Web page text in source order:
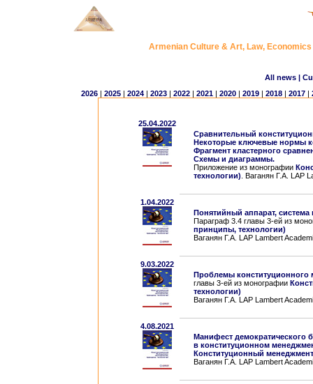
Armenian Culture & Art, Law,
All news |
2026 | 2025 | 2024 | 2023 | 2022 | 2021 | 2020 | 2019 | 2018 | 2017 |
25.04.2022
Сравнительный
Некоторые ключевые нормы
Фрагмент кластерного
Схемы и диаграммы.
Приложение из монографии
технологии) . Ваганян Г.А. LAP
1.04.2022
Понятийный аппарат,
Параграф 3.4 главы 3-eй из
принципы, технологии)
Ваганян Г.А. LAP Lambert
9.03.2022
Проблемы конституционного
главы 3-eй из монографии
технологии)
Ваганян Г.А. LAP Lambert
4.08.2021
Манифест демократического
в конституционном
Конституционный
Ваганян Г.А. LAP Lambert